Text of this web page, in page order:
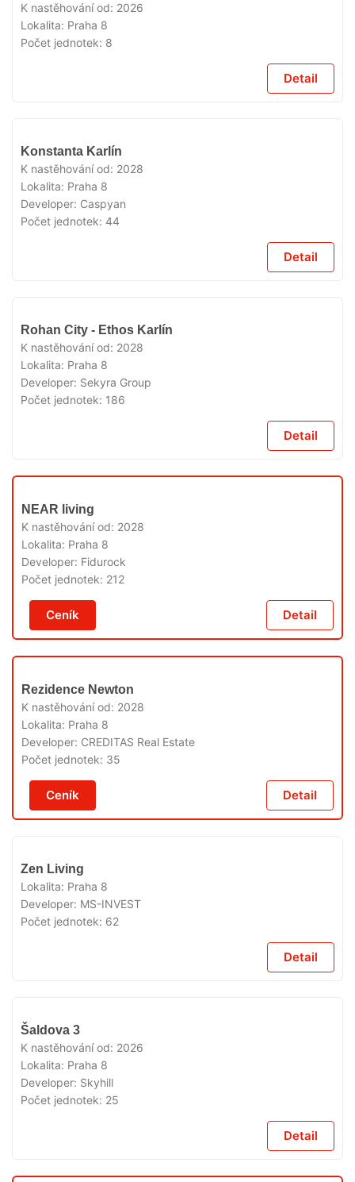
K nastěhování od: 2026
Lokalita: Praha 8
Počet jednotek: 8
Detail
Konstanta Karlín
K nastěhování od: 2028
Lokalita: Praha 8
Developer: Caspyan
Počet jednotek: 44
Detail
Rohan City - Ethos Karlín
K nastěhování od: 2028
Lokalita: Praha 8
Developer: Sekyra Group
Počet jednotek: 186
Detail
NEAR living
K nastěhování od: 2028
Lokalita: Praha 8
Developer: Fidurock
Počet jednotek: 212
Ceník Detail
Rezidence Newton
K nastěhování od: 2028
Lokalita: Praha 8
Developer: CREDITAS Real Estate
Počet jednotek: 35
Ceník Detail
Zen Living
Lokalita: Praha 8
Developer: MS-INVEST
Počet jednotek: 62
Detail
Šaldova 3
K nastěhování od: 2026
Lokalita: Praha 8
Developer: Skyhill
Počet jednotek: 25
Detail